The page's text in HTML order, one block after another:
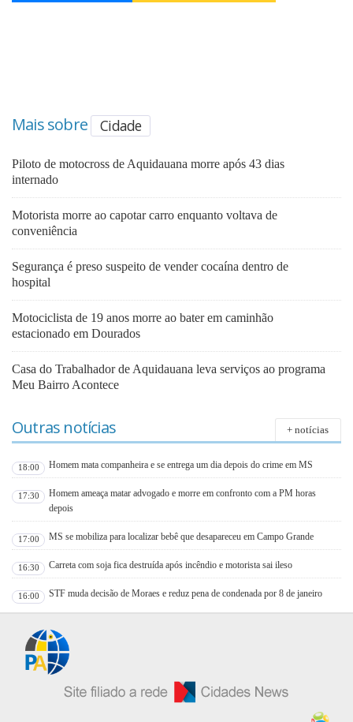
Mais sobre Cidade
Piloto de motocross de Aquidauana morre após 43 dias
internado
Motorista morre ao capotar carro enquanto voltava de
conveniência
Segurança é preso suspeito de vender cocaína dentro de
hospital
Motociclista de 19 anos morre ao bater em caminhão
estacionado em Dourados
Casa do Trabalhador de Aquidauana leva serviços ao programa
Meu Bairro Acontece
Outras notícias + notícias
18:00 Homem mata companheira e se entrega um dia depois do crime em MS
17:30
Homem ameaça matar advogado e morre em confronto com a PM horas
depois
17:00 MS se mobiliza para localizar bebê que desapareceu em Campo Grande
16:30 Carreta com soja fica destruída após incêndio e motorista sai ileso
16:00 STF muda decisão de Moraes e reduz pena de condenada por 8 de janeiro